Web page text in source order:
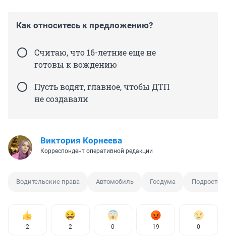
Как относитесь к предложению?
Считаю, что 16-летние еще не
готовы к вождению
Пусть водят, главное, чтобы ДТП
не создавали
Виктория Корнеева
Корреспондент оперативной редакции
Водительские права Автомобиль Госдума Подросток
2 2 0 19 0